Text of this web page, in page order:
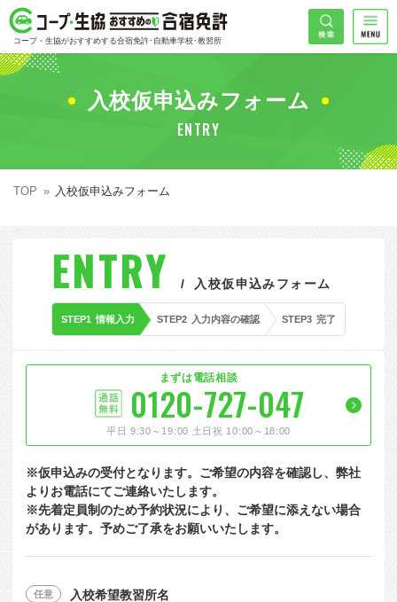
コープ・生協おすすめの合宿免許
コープ・生協がおすすめする合宿免許･自動車学校･教習所
HOME
コープ・生協おすすめの合宿免許ランキング
普通車
大型二輪
準中型車
大型車
けん引
中型車
大型二種
普通二種
中型二種
エリアで探す
東北エリア
甲信越エリア
北陸エリア
関西エリア
中国エリア
四国エリア
九州エリア
沖縄エリア
誕生月割
キャンペーンで探す
コープ合宿免許スタッフがおすすめの教習所
お一人でも安心な教習所
教習料金が安い教習所
合宿免許の食事がおいしいと好評な教習所
温泉プランがある教習所
自炊ができる教習所
ホテルプランがある教習所
入校日で探す
私たちについて
コープ・生協おすすめの合宿免許パンフレット
お支払いについて
よくある質問
入校の流れ/スケジュール
給付金制度について
合宿免許とは
地域
42 件が見つかりました
免許の種類
エリア
検索
入校仮申込みフォーム
ENTRY
TOP 入校仮申込みフォーム
ENTRY 入校仮申込みフォーム
STEP1 情報入力 STEP2 入力内容の確認 STEP3 完了
まずは電話相談
0120-727-047
平日 9:30～19:00 土日祝 10:00～18:00
※仮申込みの受付となります。ご希望の内容を確認し、弊社
よりお電話にてご連絡いたします。
※先着定員制のため予約状況により、ご希望に添えない場合
があります。予めご了承をお願いいたします。
入校希望教習所名